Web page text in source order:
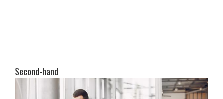
Second-hand